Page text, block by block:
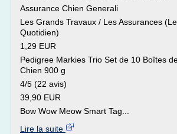
Assurance Chien Generali
Les Grands Travaux / Les Assurances
Quotidien)
1,29 EUR
Pedigree Markies Trio Set de 10 Boîtes
Chien 900 g
4/5 (22 avis)
39,90 EUR
Bow Wow Meow Smart Tag...
Lire la suite